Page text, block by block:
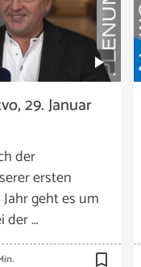
29. Januar
der
ersten
geht es um
der …
bookmark_border